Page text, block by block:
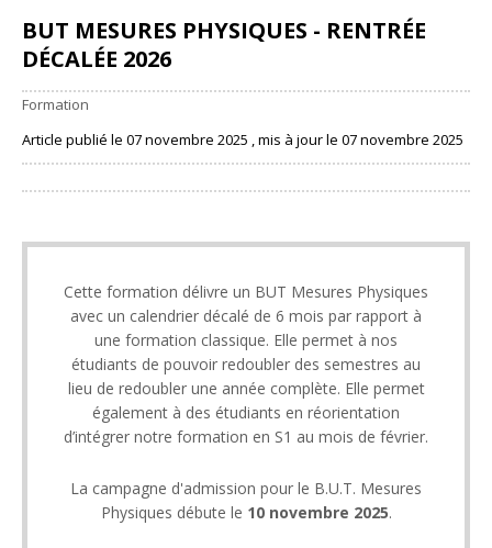
BUT MESURES PHYSIQUES - RENTRÉE
DÉCALÉE 2026
Formation
Article publié le 07 novembre 2025 , mis à jour le 07 novembre 2025
Cette formation délivre un BUT Mesures Physiques
avec un calendrier décalé de 6 mois par rapport à
une formation classique. Elle permet à nos
étudiants de pouvoir redoubler des semestres au
lieu de redoubler une année complète. Elle permet
également à des étudiants en réorientation
d’intégrer notre formation en S1 au mois de février.
La campagne d'admission pour le B.U.T. Mesures
Physiques débute le 10 novembre 2025.